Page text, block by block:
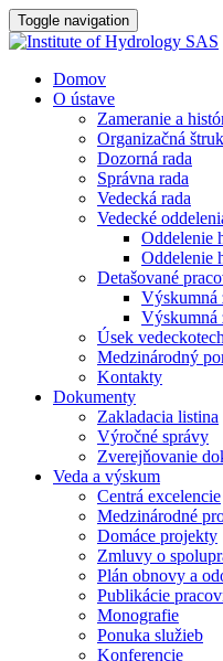
Toggle navigation
Domov
O ústave
Zameranie a
Organizačná
Dozorná rada
Správna rada
Vedecká rada
Vedecké
Oddelenie
Oddelenie
Detašované
Výskumná
Výskumná
Úsek
Medzinárodný
Kontakty
Dokumenty
Zakladacia listina
Výročné správy
Zverejňovanie
Veda a výskum
Centrá excelencie
Medzinárodné
Domáce projekty
Zmluvy o
Plán obnovy a
Publikácie
Monografie
Ponuka služieb
Konferencie